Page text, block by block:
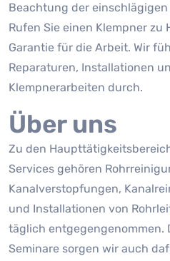
Beachtung der
Rufen Sie einen Klempner zu
Garantie für die Arbeit. Wir
Reparaturen, Installationen
Klempnerarbeiten durch.
Über uns
Zu den
Services gehören
Kanalverstopfungen,
und Installationen von
täglich entgegengenommen.
Seminare sorgen wir auch